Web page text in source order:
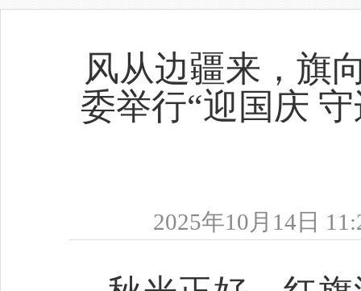
风从边疆来，旗
委举行“迎国庆
2025年10月14日